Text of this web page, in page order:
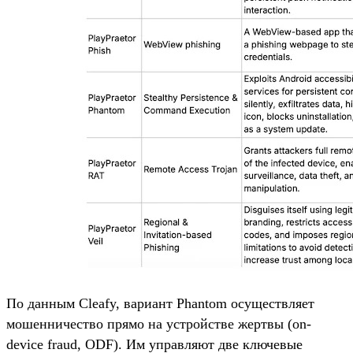
По данным Cleafy, вариант Phantom осуществляет
мошенничество прямо на устройстве жертвы (on-
device fraud, ODF). Им управляют две ключевые